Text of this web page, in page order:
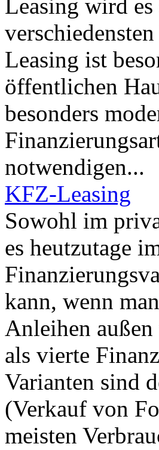
Leasing wird
Leasing ist
öffentlichen
besonders
notwendigen...
KFZ-Leasing
Sowohl im
es heutzutage
kann, wenn
Anleihen
als vierte
Varianten sind
(Verkauf von
meisten